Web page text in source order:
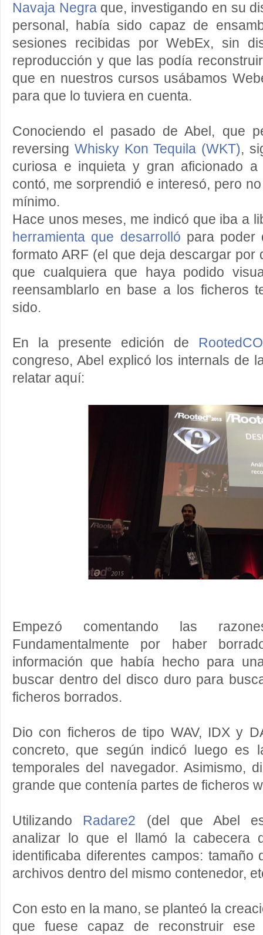
Navaja Negraque, investigando en su
personal, había sido capaz de
sesiones recibidas por WebEx, sin
reproducción y que las podía
que en nuestros cursos usábamos
para que lo tuviera en cuenta.
Conociendo el pasado de Abel, que
reversing Whisky Kon Tequila (WKT),
curiosa e inquieta y gran aficionado
contó, me sorprendió e interesó, pero
mínimo.
Hace unos meses, me indicó que iba a
herramienta que desarrolló para poder
formato ARF (el que deja descargar por
que cualquiera que haya podido
reensamblarlo en base a los ficheros
sido.
En la presente edición de
congreso, Abel explicó los internals de
relatar aquí:
Empezó comentando las
Fundamentalmente por haber
información que había hecho para
buscar dentro del disco duro para
ficheros borrados.
Dio con ficheros de tipo WAV, IDX y
concreto, que según indicó luego es
temporales del navegador. Asimismo,
grande que contenía partes de ficheros
Utilizando Radare2 (del que Abel
analizar lo que el llamó la cabecera
identificaba diferentes campos: tamaño
archivos dentro del mismo contenedor,
Con esto en la mano, se planteó la
que fuese capaz de reconstruir ese